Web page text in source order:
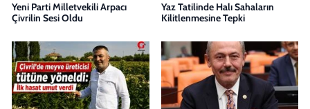
Yeni Parti Milletvekili Arpacı
Çivrilin Sesi Oldu
Yaz Tatilinde Halı Sahaların
Kilitlenmesine Tepki